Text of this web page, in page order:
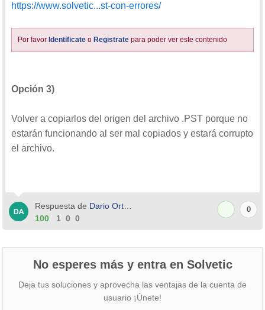
https://www.solvetic...st-con-errores/
Por favor Identificate o Registrate para poder ver este contenido
Opción 3)
Volver a copiarlos del origen del archivo .PST porque no
estarán funcionando al ser mal copiados y estará corrupto
el archivo.
Respuesta de Dario Ortega
100
1 0 0
0
No esperes más y entra en Solvetic
Deja tus soluciones y aprovecha las ventajas de la cuenta de
usuario ¡Únete!